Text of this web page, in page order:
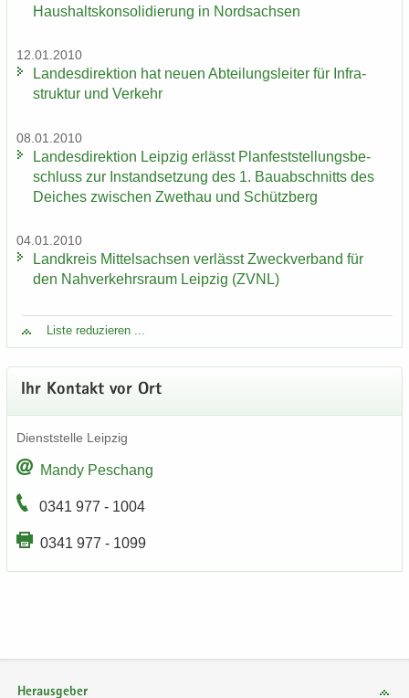
Haus­halts­kon­so­li­die­rung in Nord­sach­sen
12.01.2010
Lan­des­di­rek­ti­on hat neuen Ab­tei­lungs­lei­ter für In­fra­
struk­tur und Ver­kehr
08.01.2010
Lan­des­di­rek­ti­on Leip­zig er­lässt Plan­fest­stel­lungs­be­
schluss zur In­stand­set­zung des 1. Bau­ab­schnitts des
Dei­ches zwi­schen Zwet­hau und Schütz­berg
04.01.2010
Land­kreis Mit­tel­sach­sen ver­lässt Zweck­ver­band für
den Nah­ver­kehrs­raum Leip­zig (ZVNL)
Liste re­du­zie­ren ...
Ihr Kon­takt vor Ort
Dienst­stel­le Leip­zig
Mandy Peschang
0341 977 - 1004
0341 977 - 1099
Herausgeber